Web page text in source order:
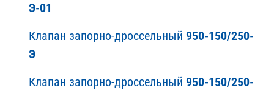
Э-01
Клапан запорно-дроссельный 950-150/250-
Э
Клапан запорно-дроссельный 950-150/250-